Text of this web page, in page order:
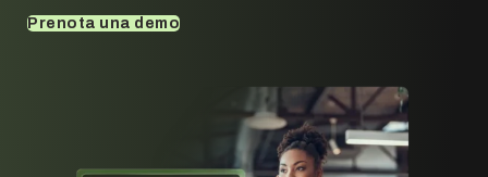
Prenota una demo